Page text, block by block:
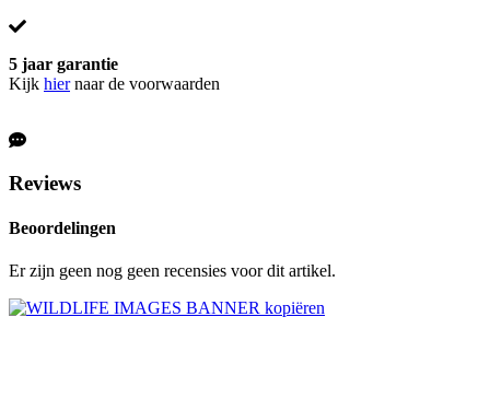
5 jaar garantie
Kijk hiernaar de voorwaarden
Reviews
Beoordelingen
Er zijn geen nog geen recensies voor dit artikel.